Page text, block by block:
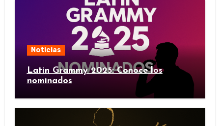
Noticias
Latin Grammy 2025: Conoce los
nominados